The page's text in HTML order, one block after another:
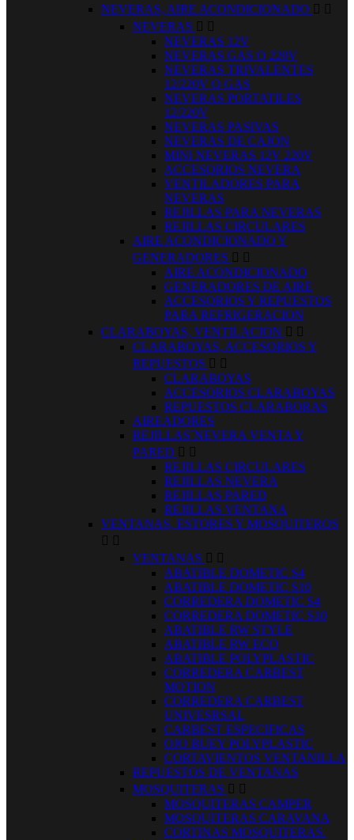
NEVERAS, AIRE ACONDICIONADO  
NEVERAS  
NEVERAS 12V
NEVERAS GAS O 220V
NEVERAS TRIVALENTES
12/220V O GAS
NEVERAS PORTATILES
12/220V
NEVERAS PASIVAS
NEVERAS DE CAJON
MINI NEVERAS 12V 220V
ACCESORIOS NEVERA
VENTILADORES PARA
NEVERAS
REJILLAS PARA NEVERAS
REJILLAS CIRCULARES
AIRE ACONDICIONADO Y
GENERADORES  
AIRE ACONDICIONADO
GENERADORES DE AIRE
ACCESORIOS Y REPUESTOS
PARA REFRIGERACION
CLARABOYAS, VENTILACION  
CLARABOYAS, ACCESORIOS Y
REPUESTOS  
CLARABOYAS
ACCESORIOS CLARABOYAS
REPUESTOS CLARABORAS
AIREADORES
REJILLAS´NEVERA VENTA Y
PARED  
REJILLAS CIRCULARES
REJILLAS NEVERA
REJILLAS PARED
REJILLAS VENTANA
VENTANAS, ESTORES Y MOSQUITEROS
 
VENTANAS  
ABATIBLE DOMETIC S4
ABATIBLE DOMETIC S10
CORREDERA DOMETIC S4
CORREDERA DOMETIC S10
ABATIBLE RW STYLE
ABATIBLE RW ECO
ABATIBLE POLYPLASTIC
CORREDERA CARBEST
MOTION
CORREDERA CARBEST
UNIVESRSAL
CARBEST ESPECIFICAS
OJO BUEY POLYPLASTIC
CORTAVIENTOS VENTANILLA
REPUESTOS DE VENTANAS
MOSQUITERAS  
MOSQUITERAS CAMPER
MOSQUITERAS CARAVANA
CORTINAS MOSQUITERAS.